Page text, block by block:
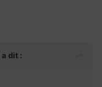
a dit :